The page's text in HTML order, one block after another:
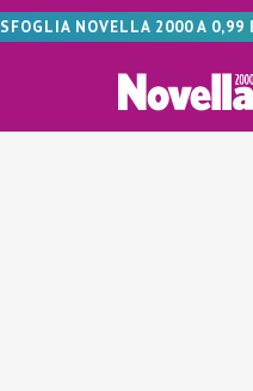
SFOGLIA NOVELLA 2000 A 0,99